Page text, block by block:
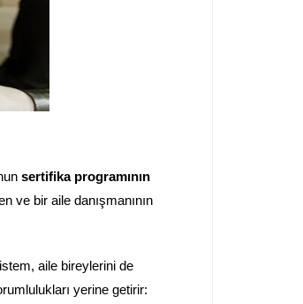
sertifika programının
ve bir aile danışmanının
aile bireylerini de
yerine getirir: